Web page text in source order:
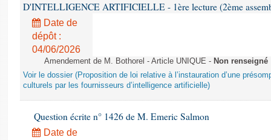
D'INTELLIGENCE ARTIFICIELLE - 1ère lecture (2ème
Date de
dépôt :
04/06/2026
Amendement de M. Bothorel - Article UNIQUE - Non renseigné
Voir le dossier (Proposition de loi relative à l’instauration d’une
culturels par les fournisseurs d’intelligence artificielle)
Question écrite n° 1426 de M. Emeric Salmon
Date de